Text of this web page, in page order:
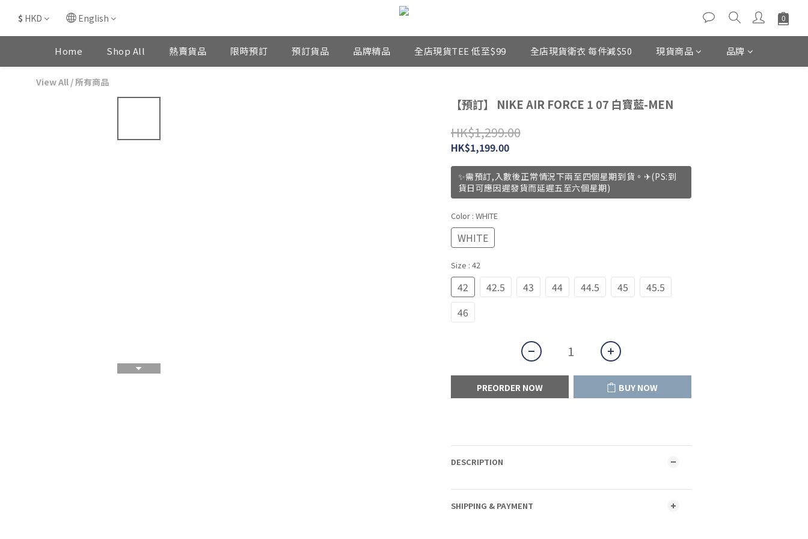
$ HKD English
Home Shop All 熱賣貨品 限時預訂 預訂貨品 品牌精品 全店現貨TEE 低至$99 全店現貨衛衣 每件減$50 現貨商品 品牌
View All /所有商品
【預訂】 NIKE AIR FORCE 1 07 白寶藍-MEN
HK$1,299.00
HK$1,199.00
✨需預訂,入數後正常情況下兩至四個星期到貨。✈(PS:到
貨日可應因遲發貨而延遲五至六個星期)
Color : WHITE
WHITE
Size : 42
42 42.5 43 44 44.5 45
45.5
46
PREORDER NOW BUY NOW
DESCRIPTION
SHIPPING & PAYMENT